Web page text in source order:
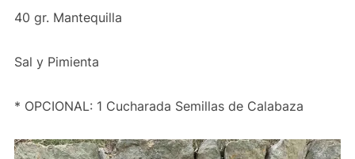
40 gr. Mantequilla
Sal y Pimienta
* OPCIONAL: 1 Cucharada Semillas de Calabaza